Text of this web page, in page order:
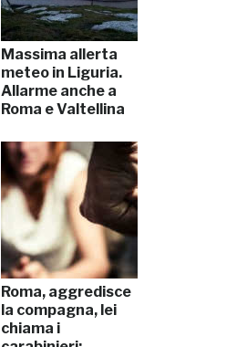
Massima allerta
meteo in Liguria.
Allarme anche a
Roma e Valtellina
Roma, aggredisce
la compagna, lei
chiama i